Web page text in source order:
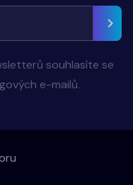
souhlasíte se
e-mailů.